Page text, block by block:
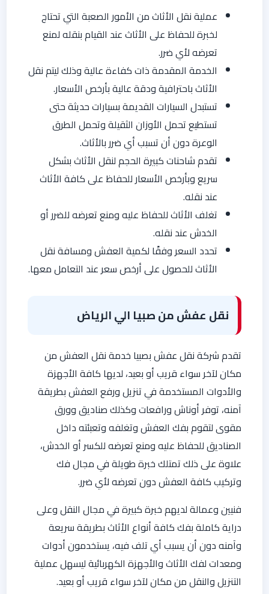
عملية نقل الأثاث من الأمور الصعبة التي تحتاج
لخبرة للحفاظ على الأثاث عند القيام بنقله لمنع
تعرضه لأي ضرر.
الخدمة المقدمة ذات كفاءة عالية وذلك ليتم نقل
الأثاث باحترافية ودقة عالية بأرخص الأسعار.
تستبدل السيارات القديمة بسيارات حديثة حتى
تستطيع تحمل الأوزان الثقيلة وتحمل الطرق
الوعرة دون أن تسبب أي ضرر بالأثاث.
تقدم شاحنات كبيرة الحجم لنقل الأثاث بشكل
سريع وبأرخص الأسعار للحفاظ على كافة الأثاث
عند نقله.
تغلف الأثاث للحفاظ عليه ومنع تعرضه للضرر أو
الخدش عند نقله.
تحدد السعر وفقًا لكمية العفش ومسافة نقل
الأثاث للحصول على أرخص سعر عند التعامل معها.
نقل عفش من صبيا الي الرياض
تقدم شركة نقل عفش بصبيا خدمة نقل العفش من
مكان لآخر سواء قريب أو بعيد، لديها كافة الأجهزة
والأدوات المستخدمة في تنزيل ورفع العفش بطريقة
آمنه، توفر أوناش ورافعات وكذلك صناديق وورق
مقوى لتقوم بفك العفش وتغلفه وتعبئته داخل
الصناديق للحفاظ عليه ومنع تعرضه للكسر أو الخدش،
علاوة على ذلك تمتلك خبرة طويلة في مجال فك
وتركيب كافة العفش دون تعرضه لأي ضرر.
فنيين وعمالة لديهم خبرة كبيرة في مجال النقل وعلى
دراية كاملة بفك كافة أنواع الأثاث بطريقة سريعة
وآمنه دون أن يسبب أي تلف فيه، يستخدمون أدوات
ومعدات لفك الأثاث والأجهزة الكهربائية ليسهل عملية
التنزيل والنقل من مكان لآخر سواء قريب أو بعيد.